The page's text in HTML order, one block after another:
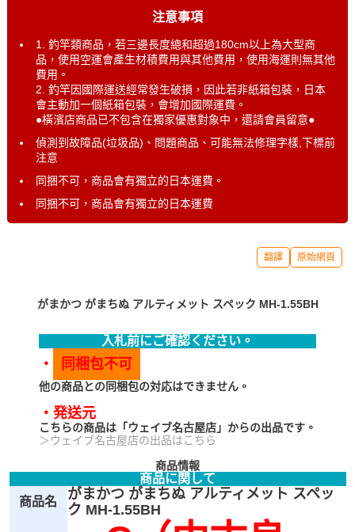
注意事項
1. 釣竿類商品，若三邊長度總和超過180cm以上為大型商
品，使用空運會產生材積費用與其他費用，使用海運則無其他
費用。
2. 釣竿因國際運送經常發生破損，因此若非紙箱包裝，日本
會主動加一個紙箱包裝，會增加國際運費。
●橫濱店商品已不包含在獨家優惠對象中，還請會員留意●
偵測到故障品(垃圾品)、問題商品、可能無法修理字樣,下標前
注意
同捆不可，商品會有獨立的日本運費。
同捆不可，商品會有獨立的日本運費
翻譯 原始網頁
がまかつ がまちぬ アルティメット スペック MH-1.55BH
入札前にご確認ください。
・ 同梱包不可
他の商品との同梱包の対応はできません。
・発送元
こちらの商品は「ウェイブ名古屋店」からの出品です。
＞ウェイブ名古屋店の出品はこちら
商品情報
商品に関して
商品名
がまかつ がまちぬ アルティメット スペッ
ク MH-1.55BH